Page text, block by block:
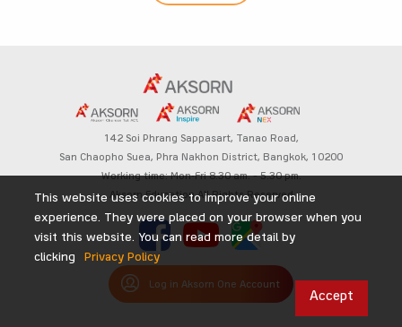
142 Soi Phrang Sappasart, Tanao Road,
San Chaopho Suea, Phra Nakhon District, Bangkok, 10200
Working time: Mon-Fri 8.30 am. – 5.30 pm.
Aksorn Education All Rights Reserved
Log in Aksorn One Account
This website uses cookies to improve your online
experience. They were placed on your browser when you
visit this website. You can read more detail by
clicking
Privacy Policy
Accept